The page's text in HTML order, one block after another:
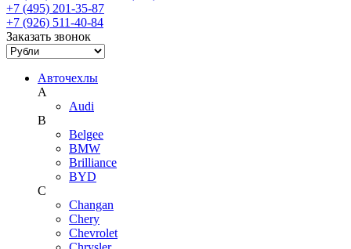
+7 (495) 201-35-87
+7 (926) 511-40-84
Заказать звонок
Авточехлы
A
Audi
B
Belgee
BMW
Brilliance
BYD
C
Changan
Chery
Chevrolet